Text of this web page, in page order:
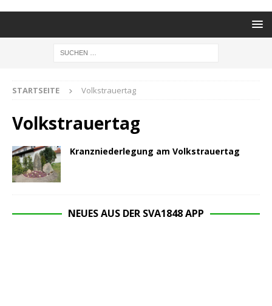
STARTSEITE Volkstrauertag
Volkstrauertag
Kranzniederlegung am Volkstrauertag
NEUES AUS DER SVA1848 APP